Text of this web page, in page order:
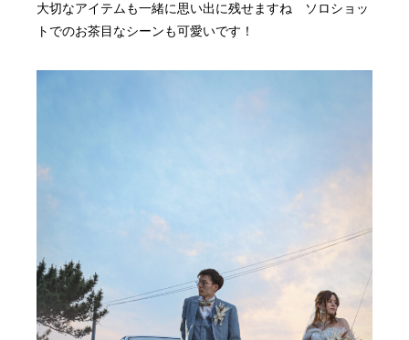
大切なアイテムも一緒に思い出に残せますね ソロショッ
トでのお茶目なシーンも可愛いです！